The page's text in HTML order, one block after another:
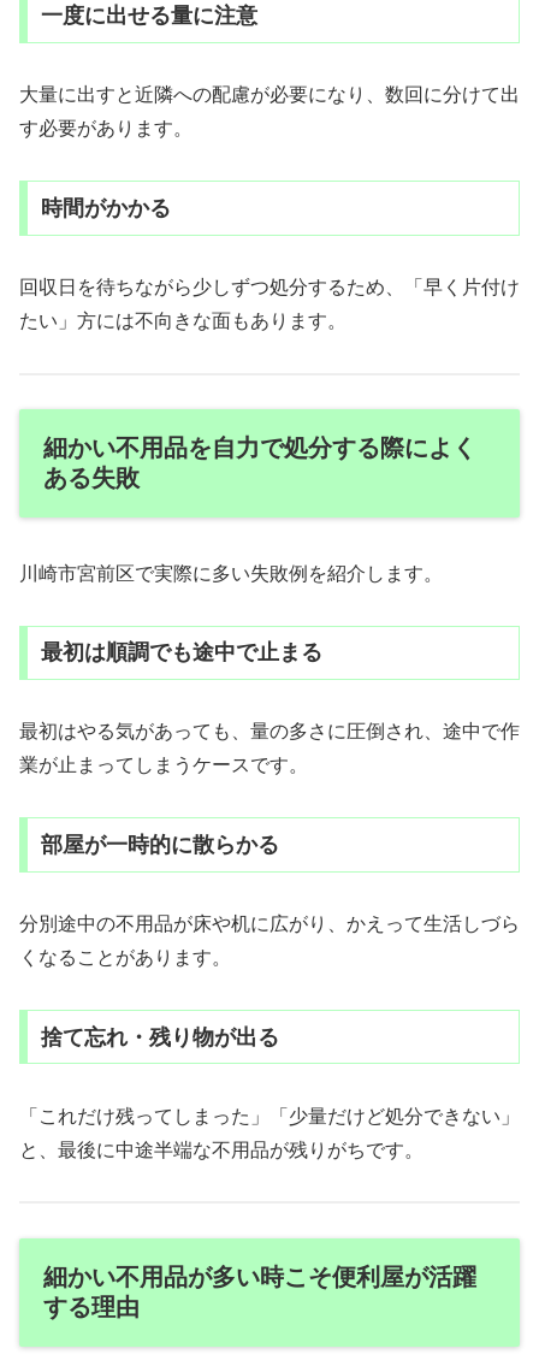
一度に出せる量に注意
大量に出すと近隣への配慮が必要になり、数回に分けて出
す必要があります。
時間がかかる
回収日を待ちながら少しずつ処分するため、「早く片付け
たい」方には不向きな面もあります。
細かい不用品を自力で処分する際によく
ある失敗
川崎市宮前区で実際に多い失敗例を紹介します。
最初は順調でも途中で止まる
最初はやる気があっても、量の多さに圧倒され、途中で作
業が止まってしまうケースです。
部屋が一時的に散らかる
分別途中の不用品が床や机に広がり、かえって生活しづら
くなることがあります。
捨て忘れ・残り物が出る
「これだけ残ってしまった」「少量だけど処分できない」
と、最後に中途半端な不用品が残りがちです。
細かい不用品が多い時こそ便利屋が活躍
する理由